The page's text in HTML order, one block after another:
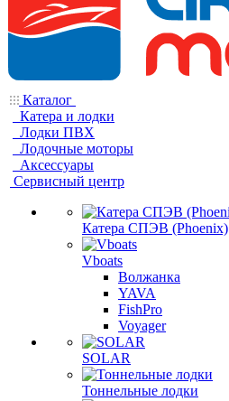
Каталог
Катера и лодки
Лодки ПВХ
Лодочные моторы
Аксессуары
Сервисный центр
Катера СПЭВ (Phoenix)
Vboats
Волжанка
YAVA
FishPro
Voyager
SOLAR
Тоннельные лодки